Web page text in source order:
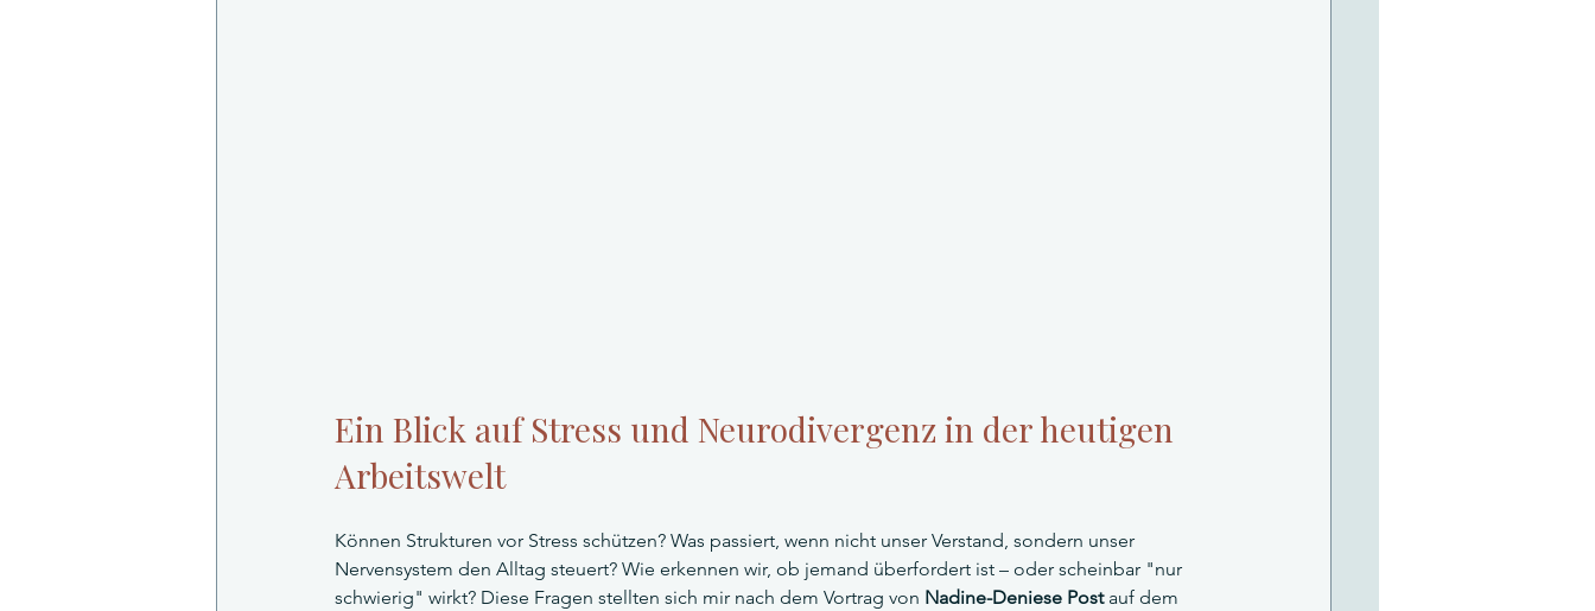
Ein Blick auf Stress und Neurodivergenz in der heutigen
Arbeitswelt
Können Strukturen vor Stress schützen? Was passiert, wenn nicht unser Verstand, sondern unser
Nervensystem den Alltag steuert? Wie erkennen wir, ob jemand überfordert ist – oder scheinbar "nur
schwierig" wirkt? Diese Fragen stellten sich mir nach dem Vortrag von Nadine-Deniese Post auf dem